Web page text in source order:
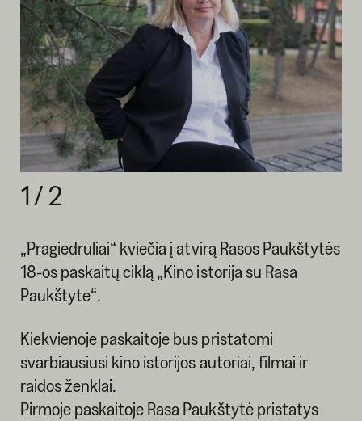
1/ 2
„Pragiedruliai“ kviečia į atvirą Rasos Paukštytės
18-os paskaitų ciklą „Kino istorija su Rasa
Paukštyte“.
Kiekvienoje paskaitoje bus pristatomi
svarbiausiusi kino istorijos autoriai, filmai ir
raidos ženklai.
Pirmoje paskaitoje Rasa Paukštytė pristatys